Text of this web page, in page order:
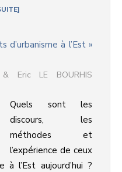
d’urbanisme à l’Est »
Eric LE BOURHIS
Quels sont les
discours, les
méthodes et
l’expérience de ceux
l’Est aujourd’hui ?